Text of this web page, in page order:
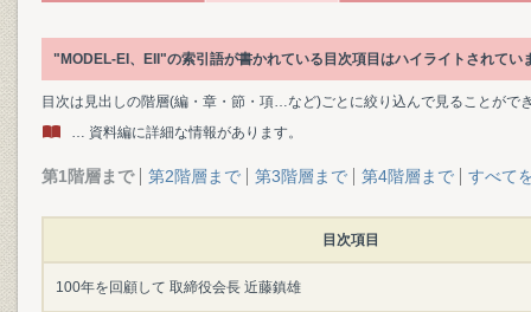
"MODEL-EI、EII"の索引語が書かれている目次項目はハイライトされてい
目次は見出しの階層(編・章・節・項…など)ごとに絞り込んで見ることがで
… 資料編に詳細な情報があります。
第1階層まで 第2階層まで 第3階層まで 第4階層まで すべて
目次項目
100年を回顧して 取締役会長 近藤鎮雄